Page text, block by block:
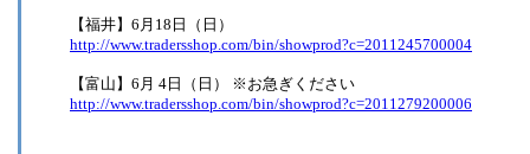
【福井】6月18日（日）
http://www.tradersshop.com/bin/showprod?c=2011245700004
【富山】6月 4日（日） ※お急ぎください
http://www.tradersshop.com/bin/showprod?c=2011279200006